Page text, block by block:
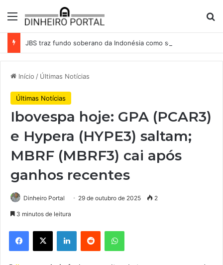
Menu
Início / Últimas Notícias
Últimas Notícias
Ibovespa hoje: GPA (PCAR3)
e Hypera (HYPE3) saltam;
MBRF (MBRF3) cai após
ganhos recentes
Dinheiro Portal 29 de outubro de 2025 2
3 minutos de leitura
Facebook
X LinkedinReddit WhatsApp